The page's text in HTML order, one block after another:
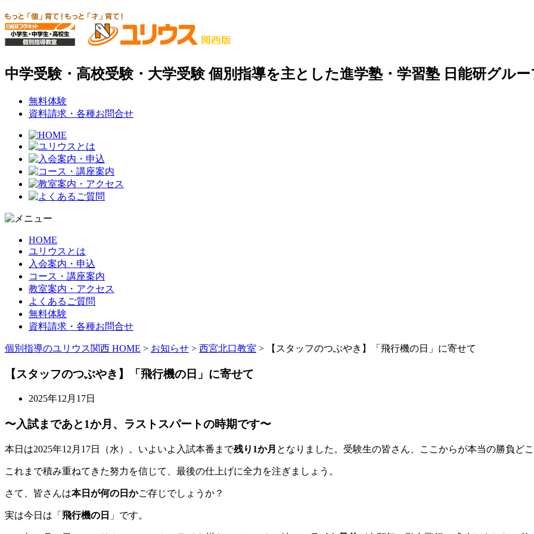
中学受験・高校受験・大学受験 個別指導を主とした進学塾・学習塾 日能研グル
無料体験
資料請求・各種お問合せ
HOME
ユリウスとは
入会案内・申込
コース・講座案内
教室案内・アクセス
よくあるご質問
無料体験
資料請求・各種お問合せ
個別指導のユリウス関西 HOME > お知らせ > 西宮北口教室 > 【スタッフのつぶやき】「飛行機の日」に寄せて
【スタッフのつぶやき】「飛行機の日」に寄せて
2025年12月17日
〜入試まであと1か月、ラストスパートの時期です〜
本日は2025年12月17日（水）。いよいよ入試本番まで残り1か月 となりました。受験生の皆さん、ここからが本当の勝負ど
これまで積み重ねてきた努力を信じて、最後の仕上げに全力を注ぎましょう。
さて、皆さんは本日が何の日かご存じでしょうか？
実は今日は「 飛行機の日 」です。